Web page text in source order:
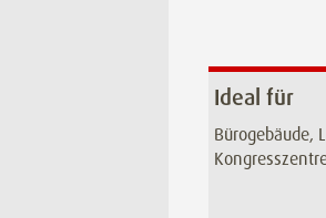
Ideal für
Bürogebäude,